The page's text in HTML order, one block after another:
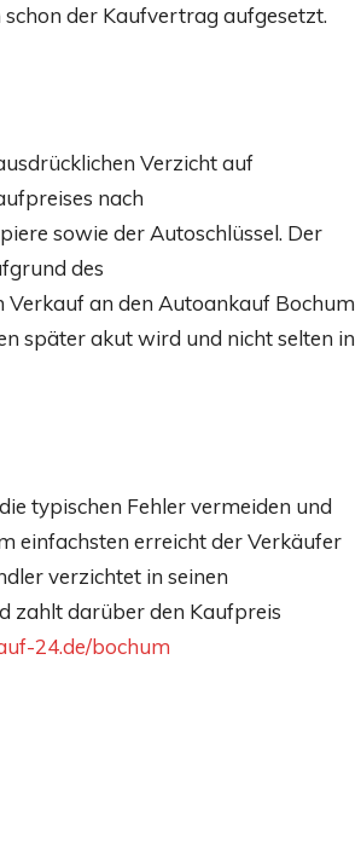
der Kaufvertrag aufgesetzt.
Verzicht auf
nach
sowie der Autoschlüssel. Der
des
an den Autoankauf Bochum
später akut wird und nicht selten in
typischen Fehler vermeiden und
einfachsten erreicht der Verkäufer
verzichtet in seinen
zahlt darüber den Kaufpreis
24.de/bochum